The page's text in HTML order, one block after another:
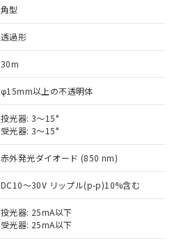
角型
透過形
30m
φ15mm以上の不透明体
投光器: 3～15°
受光器: 3～15°
赤外発光ダイオード (850 nm)
DC10～30V リップル(p-p)10%含む
投光器: 25mA以下
受光器: 25mA以下